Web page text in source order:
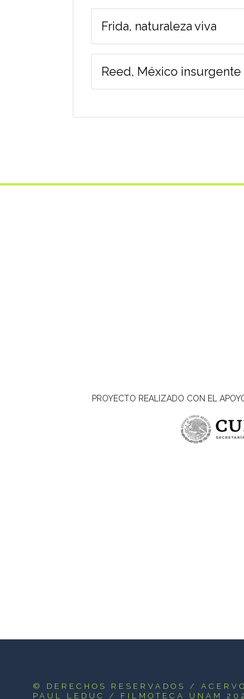
Frida, naturaleza viva
Reed, México insurgente
PROYECTO REALIZADO CON EL
© DERECHOS RESERVADOS
/ ACERVO
PAUL LEDUC / FILMOTECA UNAM